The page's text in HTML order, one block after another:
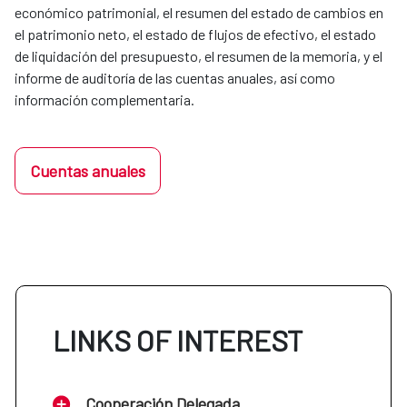
económico patrimonial, el resumen del estado de cambios en
el patrimonio neto, el estado de flujos de efectivo, el estado
de liquidación del presupuesto, el resumen de la memoria, y el
informe de auditoría de las cuentas anuales, así como
información complementaria.
Cuentas anuales
LINKS OF INTEREST